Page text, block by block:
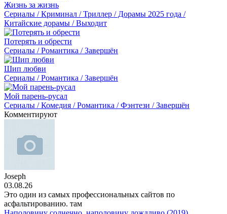
Жизнь за жизнь
Сериалы / Криминал / Триллер / Дорамы 2025 года /
Китайские дорамы / Выходит
Потерять и обрести
Сериалы / Романтика / Завершён
Шип любви
Сериалы / Романтика / Завершён
Мой парень-русал
Сериалы / Комедия / Романтика / Фэнтези / Завершён
Комментируют
Joseph
03.08.26
Это один из самых профессиональных сайтов по
асфальтированию. там